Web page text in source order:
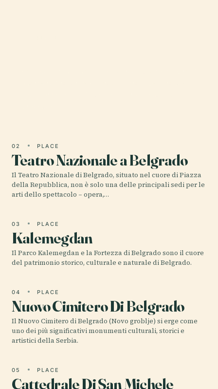
02 PLACE
Teatro Nazionale a Belgrado
Il Teatro Nazionale di Belgrado, situato nel cuore di Piazza
della Repubblica, non è solo una delle principali sedi per le
arti dello spettacolo – opera,…
03 PLACE
Kalemegdan
Il Parco Kalemegdan e la Fortezza di Belgrado sono il cuore
del patrimonio storico, culturale e naturale di Belgrado.
04 PLACE
Nuovo Cimitero Di Belgrado
Il Nuovo Cimitero di Belgrado (Novo groblje) si erge come
uno dei più significativi monumenti culturali, storici e
artistici della Serbia.
05 PLACE
Cattedrale Di San Michele